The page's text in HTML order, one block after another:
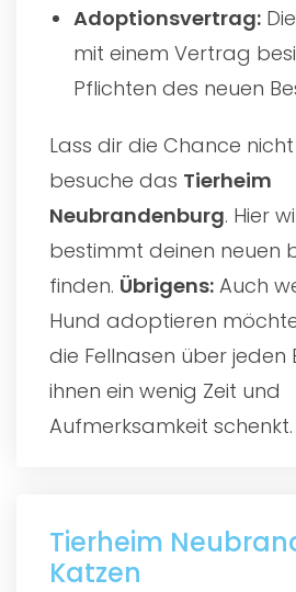
Adoptionsvertrag:
mit einem Vertrag
Pflichten des neuen
Lass dir die Chance
besuche das Tierheim
Neubrandenburg. Hier
bestimmt deinen neuen
finden. Übrigens: Auch
Hund adoptieren
die Fellnasen über jeden
ihnen ein wenig Zeit und
Aufmerksamkeit schenkt.
Tierheim
Katzen